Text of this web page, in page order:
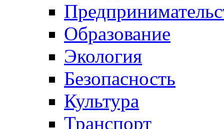
Образование
Экология
Безопасность
Культура
Транспорт